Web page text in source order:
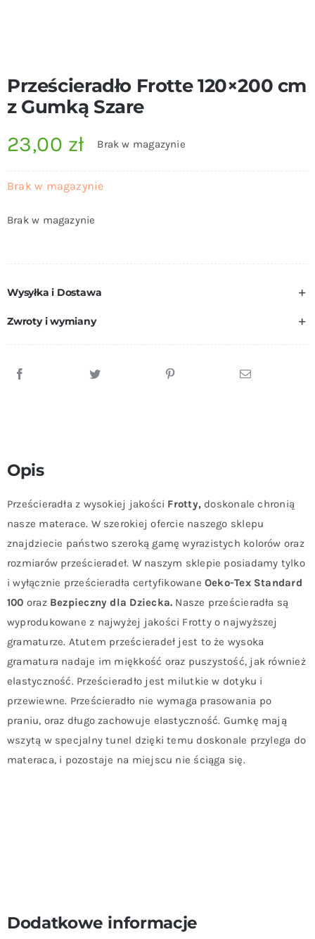
Prześcieradło Frotte 120×200 cm
z Gumką Szare
23,00 zł Brak w magazynie
Brak w magazynie
Brak w magazynie
Wysyłka i Dostawa
Zwroty i wymiany
Opis
Prześcieradła z wysokiej jakości Frotty, doskonale chronią
nasze materace. W szerokiej ofercie naszego sklepu
znajdziecie państwo szeroką gamę wyrazistych kolorów oraz
rozmiarów prześcieradeł. W naszym sklepie posiadamy tylko
i wyłącznie prześcieradła certyfikowane Oeko-Tex Standard
100 oraz Bezpieczny dla Dziecka. Nasze prześcieradła są
wyprodukowane z najwyżej jakości Frotty o najwyższej
gramaturze. Atutem prześcieradeł jest to że wysoka
gramatura nadaje im miękkość oraz puszystość, jak również
elastyczność. Prześcieradło jest milutkie w dotyku i
przewiewne. Prześcieradło nie wymaga prasowania po
praniu, oraz długo zachowuje elastyczność. Gumkę mają
wszytą w specjalny tunel dzięki temu doskonale przylega do
materaca, i pozostaje na miejscu nie ściąga się.
Dodatkowe informacje